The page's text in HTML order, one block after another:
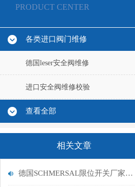
PRODUCT CENTER
各类进口阀门维修
德国leser安全阀维修
进口安全阀维修校验
查看全部
相关文章
德国SCHMERSAL限位开关厂家详解什么是限位开关